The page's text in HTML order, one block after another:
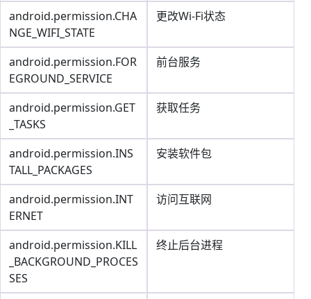
android.permission.CHA
NGE_WIFI_STATE
更改Wi-Fi状态
android.permission.FOR
EGROUND_SERVICE
前台服务
android.permission.GET
_TASKS
获取任务
android.permission.INS
TALL_PACKAGES
安装软件包
android.permission.INT
ERNET
访问互联网
android.permission.KILL
_BACKGROUND_PROCES
SES
终止后台进程